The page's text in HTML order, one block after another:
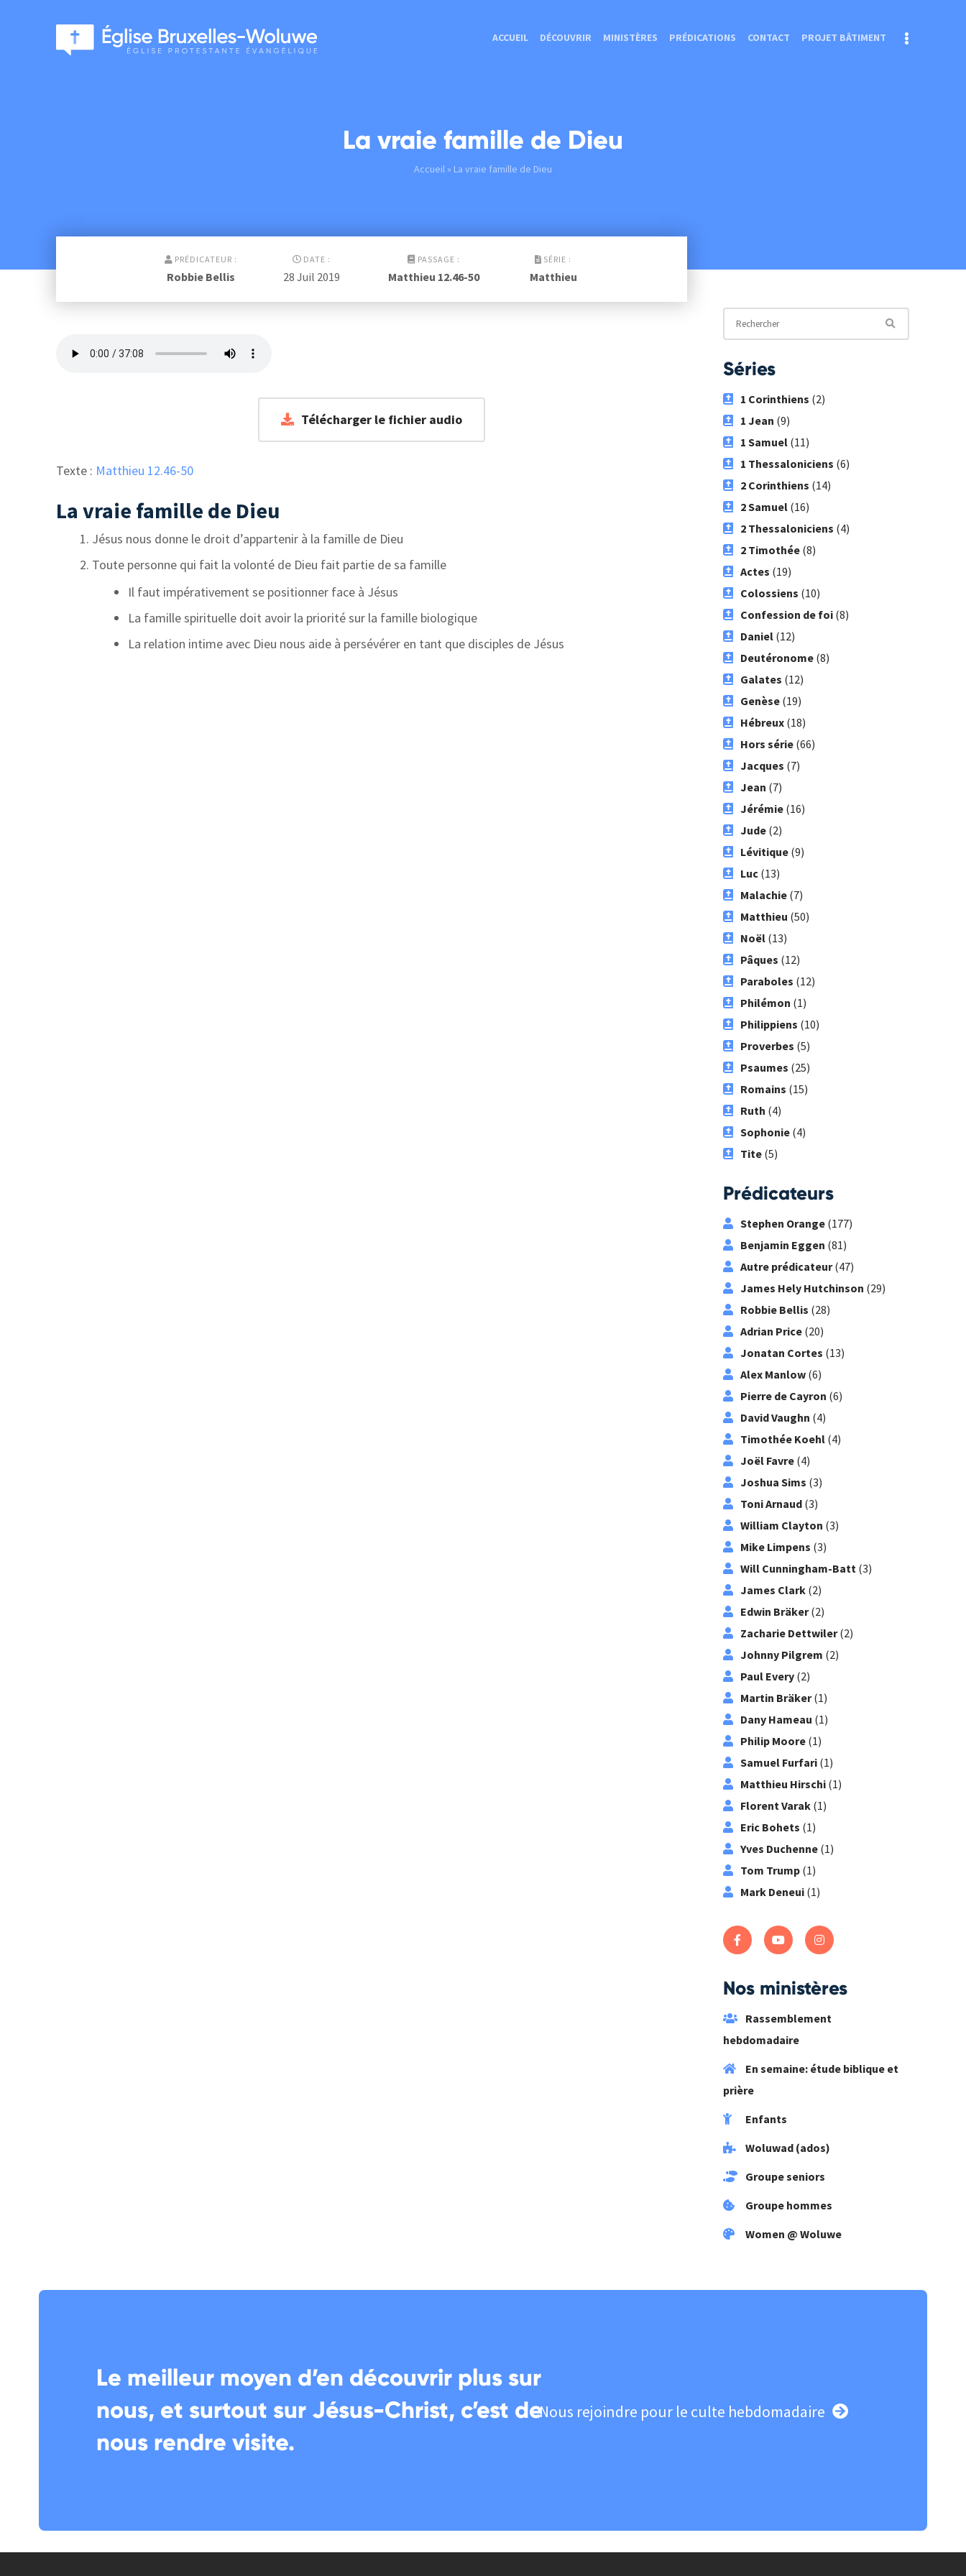
ACCUEIL DÉCOUVRIR MINISTÈRES PRÉDICATIONS CONTACT PROJET BÂTIMENT
La vraie famille de Dieu
Accueil » La vraie famille de Dieu
PRÉDICATEUR :
Robbie Bellis
DATE :
28 Juil 2019
PASSAGE :
Matthieu 12.46-50
SÉRIE :
Matthieu
Télécharger le fichier audio
Texte : Matthieu 12.46-50
La vraie famille de Dieu
Jésus nous donne le droit d’appartenir à la famille de Dieu
Toute personne qui fait la volonté de Dieu fait partie de sa famille
Il faut impérativement se positionner face à Jésus
La famille spirituelle doit avoir la priorité sur la famille biologique
La relation intime avec Dieu nous aide à persévérer en tant que disciples de Jésus
Séries
1 Corinthiens (2)
1 Jean (9)
1 Samuel(11)
1 Thessaloniciens (6)
2 Corinthiens (14)
2 Samuel(16)
2 Thessaloniciens (4)
2 Timothée(8)
Actes (19)
Colossiens (10)
Confession de foi(8)
Daniel(12)
Deutéronome(8)
Galates (12)
Genèse(19)
Hébreux(18)
Hors série(66)
Jacques (7)
Jean (7)
Jérémie(16)
Jude(2)
Lévitique(9)
Luc(13)
Malachie(7)
Matthieu (50)
Noël(13)
Pâques (12)
Paraboles (12)
Philémon (1)
Philippiens (10)
Proverbes (5)
Psaumes (25)
Romains (15)
Ruth (4)
Sophonie(4)
Tite(5)
Prédicateurs
Stephen Orange(177)
Benjamin Eggen (81)
Autre prédicateur(47)
James Hely Hutchinson (29)
Robbie Bellis (28)
Adrian Price(20)
Jonatan Cortes (13)
Alex Manlow(6)
Pierre de Cayron (6)
David Vaughn (4)
Timothée Koehl(4)
Joël Favre(4)
Joshua Sims (3)
Toni Arnaud(3)
William Clayton (3)
Mike Limpens (3)
Will Cunningham-Batt(3)
James Clark(2)
Edwin Bräker(2)
Zacharie Dettwiler(2)
Johnny Pilgrem (2)
Paul Every(2)
Martin Bräker(1)
Dany Hameau (1)
Philip Moore(1)
Samuel Furfari(1)
Matthieu Hirschi(1)
Florent Varak(1)
Eric Bohets (1)
Yves Duchenne(1)
Tom Trump(1)
Mark Deneui(1)
Nos ministères
Rassemblement
hebdomadaire
En semaine: étude biblique et
prière
Enfants
Woluwad (ados)
Groupe seniors
Groupe hommes
Women @ Woluwe
Le meilleur moyen d’en découvrir plus sur
nous, et surtout sur Jésus-Christ, c’est de
nous rendre visite.
Nous rejoindre pour le culte hebdomadaire